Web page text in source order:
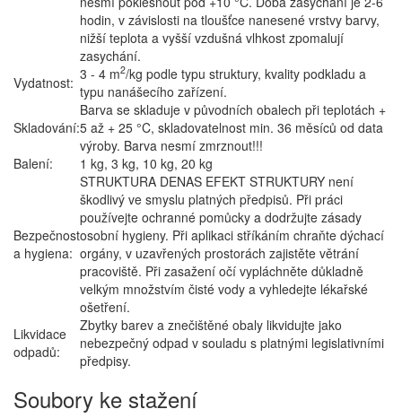
hodin, v závislosti na tloušťce nanesené vrstvy barvy,
nižší teplota a vyšší vzdušná vlhkost zpomalují
zasychání.
Vydatnost: 3 - 4 m2/kg podle typu struktury, kvality podkladu a
typu nanášecího zařízení.
Skladování:
Barva se skladuje v původních obalech při teplotách +
5 až + 25 °C, skladovatelnost min. 36 měsíců od data
výroby. Barva nesmí zmrznout!!!
Balení:
1 kg, 3 kg, 10 kg, 20 kg
Bezpečnost
a hygiena:
STRUKTURA DENAS EFEKT STRUKTURY není
škodlivý ve smyslu platných předpisů. Při práci
používejte ochranné pomůcky a dodržujte zásady
osobní hygieny. Při aplikaci stříkáním chraňte dýchací
orgány, v uzavřených prostorách zajistěte větrání
pracoviště. Při zasažení očí vypláchněte důkladně
velkým množstvím čisté vody a vyhledejte lékařské
ošetření.
Likvidace
odpadů:
Zbytky barev a znečištěné obaly likvidujte jako
nebezpečný odpad v souladu s platnými legislativními
předpisy.
Soubory ke stažení